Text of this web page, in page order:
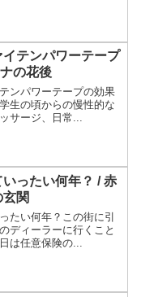
イテンパワーテープ
の花後
ンパワーテープの効果
生の頃からの慢性的な
サージ、日常...
ったい何年？ / 赤
関
たい何年？この街に引
ディーラーに行くこと
は任意保険の...